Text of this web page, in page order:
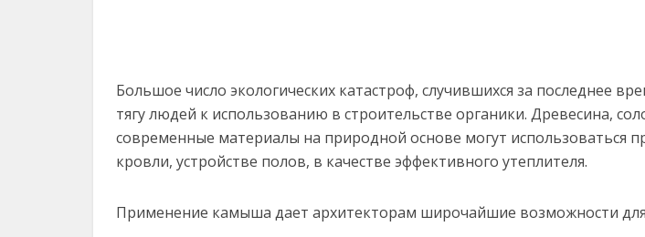
Большое число экологических катастроф, случившихся за последнее
тягу людей к использованию в строительстве органики. Древесина,
современные материалы на природной основе могут использоваться
кровли, устройстве полов, в качестве эффективного утеплителя.
Применение камыша дает архитекторам широчайшие возможности для